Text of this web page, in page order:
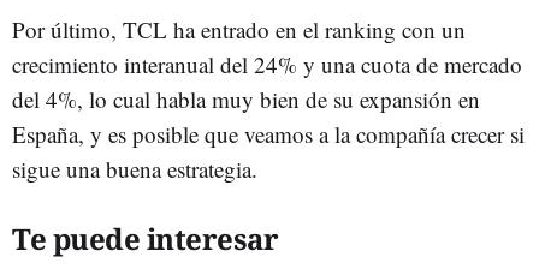
Por último, TCL ha entrado en el ranking con un
crecimiento interanual del 24% y una cuota de mercado
del 4%, lo cual habla muy bien de su expansión en
España, y es posible que veamos a la compañía crecer si
sigue una buena estrategia.
Te puede interesar